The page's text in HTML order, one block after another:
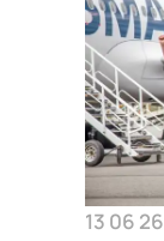
13 06 26